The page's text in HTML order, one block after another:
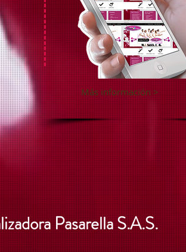
Más información >
Pasarella S.A.S.